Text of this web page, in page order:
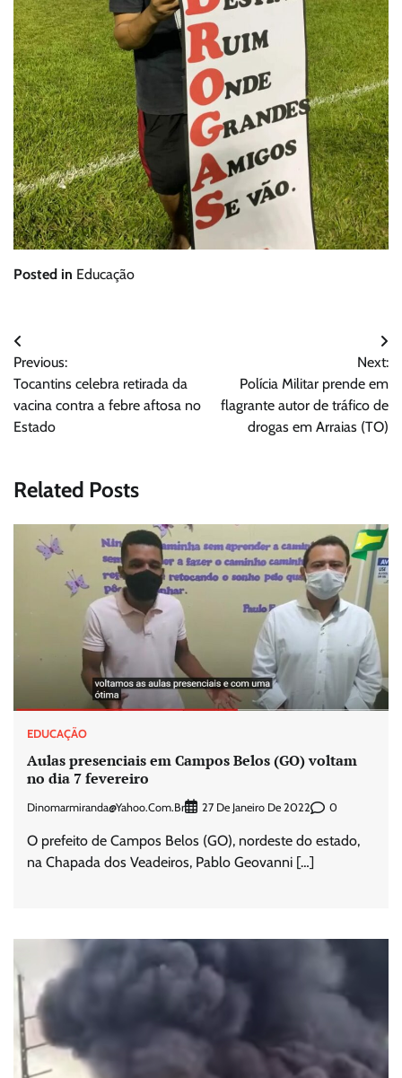
Posted in Educação
Navegação
de
Post
Previous:
Tocantins celebra retirada da
vacina contra a febre aftosa no
Estado
Next:
Polícia Militar prende em
flagrante autor de tráfico de
drogas em Arraias (TO)
Related Posts
EDUCAÇÃO
Aulas presenciais em Campos Belos (GO) voltam
no dia 7 fevereiro
Dinomarmiranda@yahoo.com.br 27 De Janeiro De 2022 0
O prefeito de Campos Belos (GO), nordeste do estado,
na Chapada dos Veadeiros, Pablo Geovanni […]